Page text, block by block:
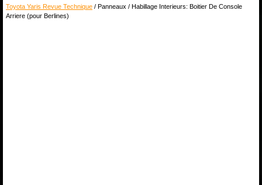
Toyota Yaris Revue Technique / Panneaux / Habillage Interieurs: Boitier De Console
Arriere (pour Berlines)